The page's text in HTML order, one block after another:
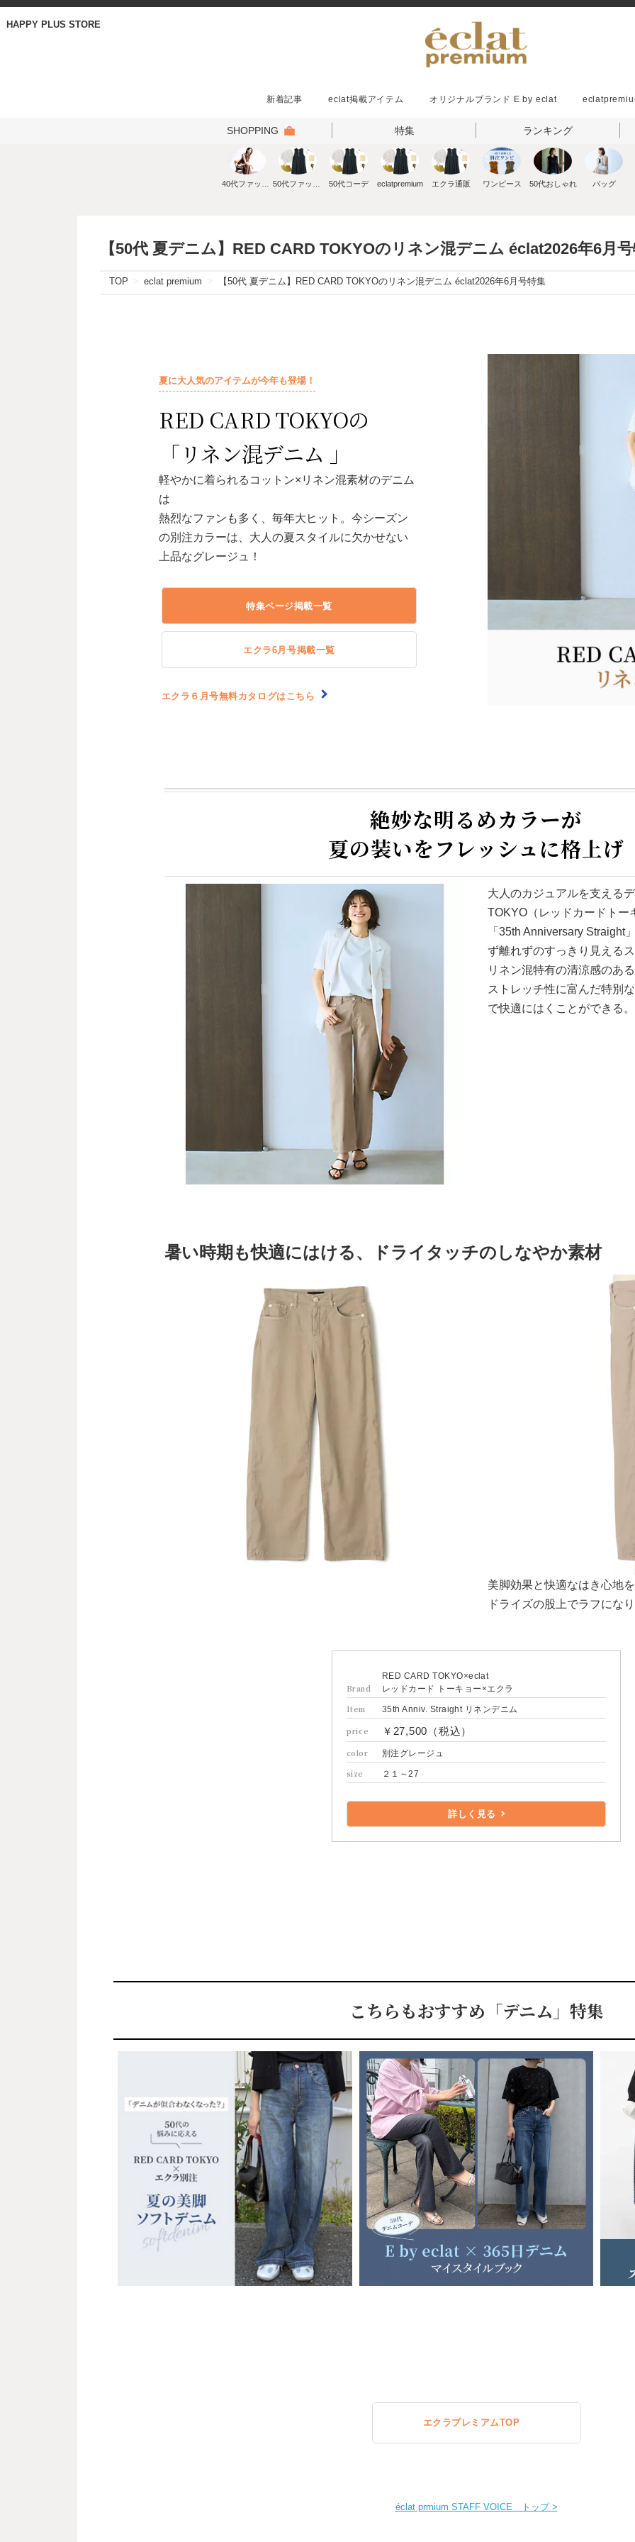
HAPPY PLUS STORE
新着記事 eclat掲載アイテム オリジナルブランド E by eclat
SHOPPING 特集 ランキング
50代コーデ eclatpremium エクラ通販 ワンピース 50代おしゃれ バッグ
【50代 夏デニム】RED CARD TOKYOのリネン混デニム éclat2026年6月
TOP eclat premium 【50代 夏デニム】RED CARD TOKYOのリネン混デニム éclat2026年6月号特集
夏に大人気のアイテムが今年も登場！
RED CARD TOKYOの
「リネン混デニム 」
軽やかに着られるコットン×リネン混素材のデニム
は
熱烈なファンも多く、毎年大ヒット。今シーズン
の別注カラーは、大人の夏スタイルに欠かせない
上品なグレージュ！
特集ページ掲載一覧
エクラ6月号掲載一覧
エクラ６月号無料カタログはこちら
絶妙な明るめカラーが
夏の装いをフレッシュに格上げ
大人のカジュアルを支える
TOKYO（レッドカードトー
「35th Anniversary Straight
ず離れずのすっきり見える
リネン混特有の清涼感のあ
ストレッチ性に富んだ特別
で快適にはくことができる。
暑い時期も快適にはける、ドライタッチのしなやか素材
美脚効果と快適なはき心地
ドライズの股上でラフにな
Brand
RED CARD TOKYO×eclat
レッドカード トーキョー×エクラ
Item 35th Anniv. Straight リネンデニム
price ￥27,500（税込）
color 別注グレージュ
size ２１～27
詳しく見る
こちらもおすすめ「デニム」特集
エクラプレミアムTOP
éclat prmium STAFF VOICE トップ >